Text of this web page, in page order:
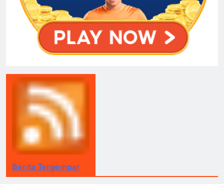
Berita Tergempar